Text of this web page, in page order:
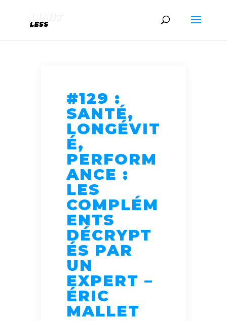
#129 :
SANTÉ,
LONGÉVIT
É,
PERFORM
ANCE :
LES
COMPLÉM
ENTS
DÉCRYPT
ÉS PAR
UN
EXPERT –
ÉRIC
MALLET